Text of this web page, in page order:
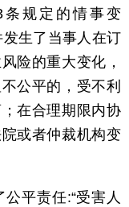
规定的情事变
生了当事人在订
险的重大变化，
公平的，受不利
在合理期限内协
或者仲裁机构变
平责任:“受害人